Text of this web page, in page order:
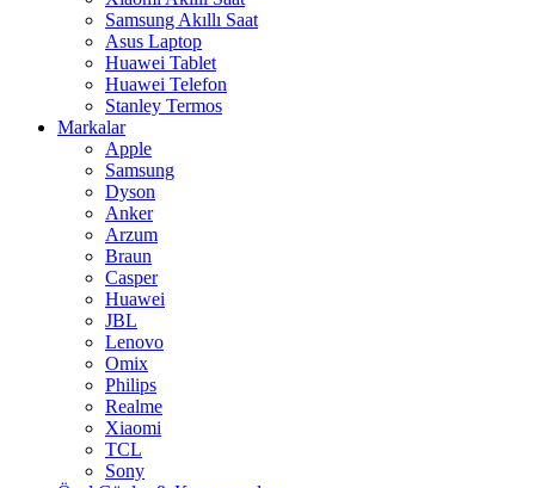
Samsung Akıllı Saat
Asus Laptop
Huawei Tablet
Huawei Telefon
Stanley Termos
Markalar
Apple
Samsung
Dyson
Anker
Arzum
Braun
Casper
Huawei
JBL
Lenovo
Omix
Philips
Realme
Xiaomi
TCL
Sony